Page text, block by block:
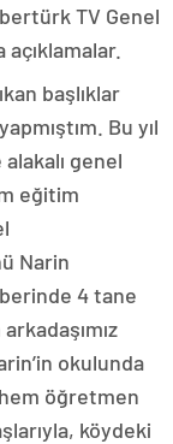
TV Genel
başlıklar
Bu yıl
genel
eğitim
Narin
4 tane
okulunda
öğretmen
köydeki